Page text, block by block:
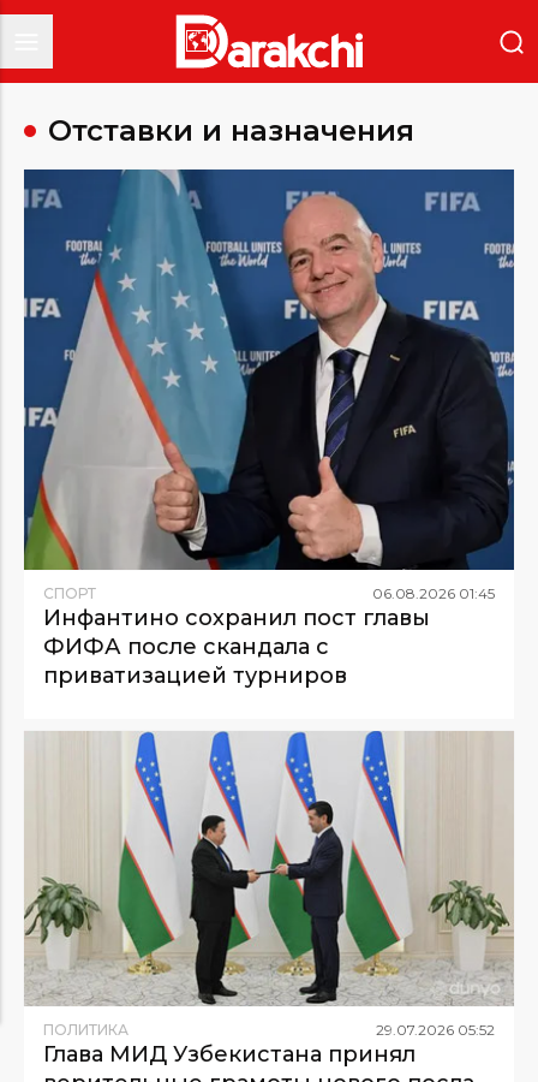
Отставки и назначения
СПОРТ 06 08 2026 01:45
Инфантино сохранил пост главы
ФИФА после скандала с
приватизацией турниров
ПОЛИТИКА 29.07.2026 05:52
Глава МИД Узбекистана принял